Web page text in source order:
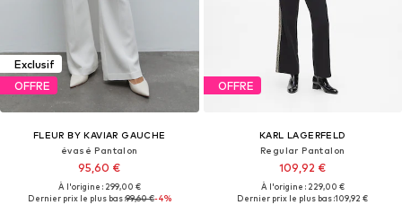
Exclusif
OFFRE
FLEUR BY KAVIAR GAUCHE
évasé Pantalon
95,60 €
À l'origine : 299,00 €
Dernier prix le plus bas :99,60 €-4%
OFFRE
KARL LAGERFELD
Regular Pantalon
109,92 €
À l'origine : 229,00 €
Dernier prix le plus bas :109,92 €